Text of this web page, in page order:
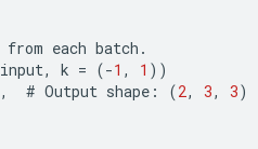
from each batch .
input, k = (-1 , 1 ))
, # Output shape : (2, 3, 3)